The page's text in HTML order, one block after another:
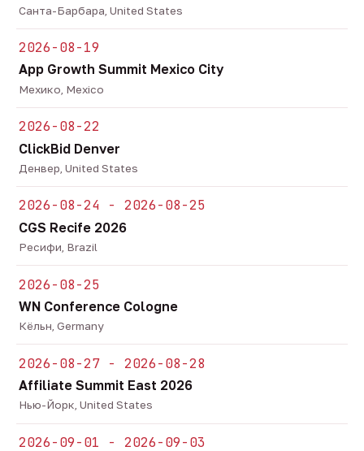
Санта-Барбара, United States
2026-08-19
App Growth Summit Mexico City
Мехико, Mexico
2026-08-22
ClickBid Denver
Денвер, United States
2026-08-24 - 2026-08-25
CGS Recife 2026
Ресифи, Brazil
2026-08-25
WN Conference Cologne
Кёльн, Germany
2026-08-27 - 2026-08-28
Affiliate Summit East 2026
Нью-Йорк, United States
2026-09-01 - 2026-09-03